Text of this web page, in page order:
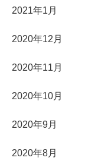
2021年1月
2020年12月
2020年11月
2020年10月
2020年9月
2020年8月